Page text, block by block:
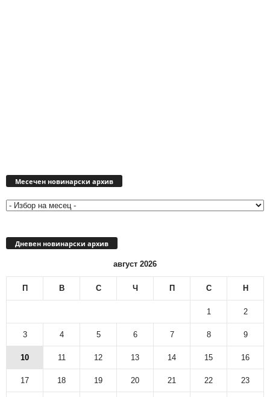
Месечен новинарски архив
Дневен новинарски архив
август 2026
П В С Ч П С Н
1 2
3 4 5 6 7 8 9
10 11 12 13 14 15 16
17 18 19 20 21 22 23